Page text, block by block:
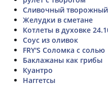
Сливочный
Желудки в сметане
Котлеты в духовке
Соус из оливок
FRY'S Соломка с солью
Баклажаны как грибы
Куантро
Наггетсы